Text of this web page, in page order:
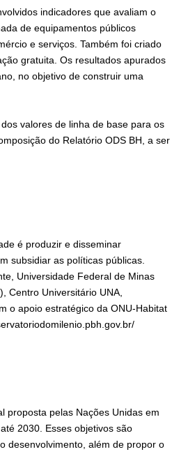
indicadores que avaliam o
de equipamentos públicos
e serviços. Também foi criado
gratuita. Os resultados apurados
no objetivo de construir uma
valores de linha de base para os
do Relatório ODS BH, a ser
é produzir e disseminar
subsidiar as políticas públicas.
Universidade Federal de Minas
Centro Universitário UNA,
o apoio estratégico da ONU-Habitat
proposta pelas Nações Unidas em
2030. Esses objetivos são
desenvolvimento, além de propor o